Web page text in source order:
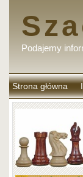
Podajemy
Strona główna